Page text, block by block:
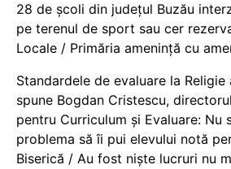
28 de școli din județul Buzău
pe terenul de sport sau cer
Locale / Primăria amenință cu
Standardele de evaluare la
spune Bogdan Cristescu,
pentru Curriculum și Evaluare: Nu
problema să îi pui elevului notă
Biserică / Au fost niște lucruri nu